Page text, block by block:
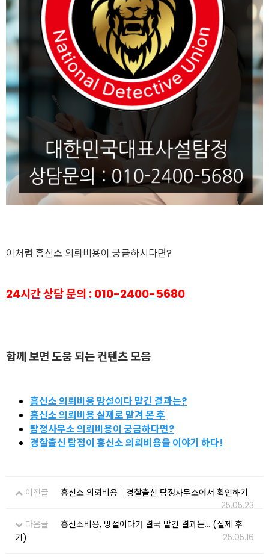
이처럼 흥신소 의뢰비용이 궁금하시다면?
24시간 상담 문의 : 010-2400-5680
함께 보면 도움 되는 컨텐츠 모음
흥신소 의뢰비용 망설이다 맡긴 결과는?
흥신소 의뢰비용 실제로 맡겨 본 후
탐정사무소 의뢰비용이 궁금하다면?
경찰출신 탐정이 흥신소 의뢰비용을 이야기 하다!
이전글
흥신소 의뢰비용｜경찰출신 탐정사무소에서 확인하기
25.05.23
다음글
흥신소비용, 망설이다가 결국 맡긴 결과는… (실제 후
기)
25.05.16